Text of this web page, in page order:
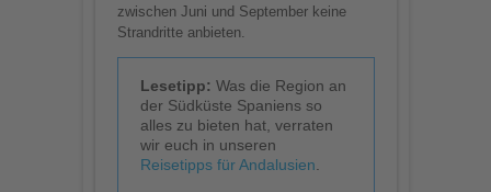
zwischen Juni und September keine
Strandritte anbieten.
Lesetipp: Was die Region an
der Südküste Spaniens so
alles zu bieten hat, verraten
wir euch in unseren
Reisetipps für Andalusien